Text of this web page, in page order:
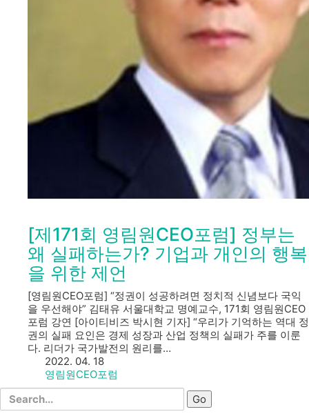
[제171회 영림원CEO포럼] 정부는
왜 실패하는가? 기업과 개인의 행복
을 위한 제언
[영림원CEO포럼] “정권이 성공하려면 정치적 신념보다 국익
을 우선해야” 김태유 서울대학교 명예교수, 171회 영림원CEO
포럼 강연 [아이티비즈 박시현 기자] “우리가 기억하는 역대 정
권의 실패 요인은 경제 성장과 산업 정책의 실패가 주를 이룬
다. 리더가 국가발전의 원리를…
2022. 04. 18
영림원CEO포럼
Search
for: